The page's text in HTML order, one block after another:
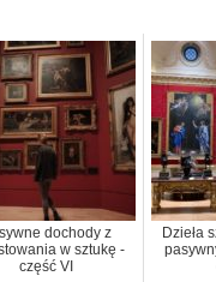
dochody z
w sztukę -
część VI
Dzieła